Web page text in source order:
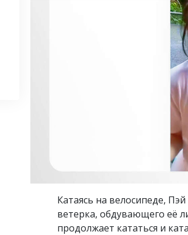
Катаясь на велосипеде,
ветерка, обдувающего её
продолжает кататься и